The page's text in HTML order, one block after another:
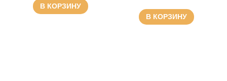
В КОРЗИНУ
В КОРЗИНУ